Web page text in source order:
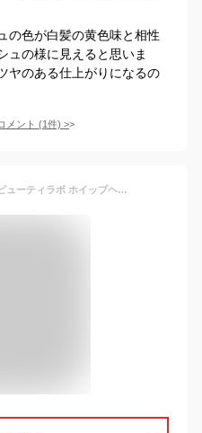
の色が白髪の黄色味と相性
ュの様に見えると思いま
ヤのある仕上がりになるの
メント (1件) >
ヘアカラー 黒髪用 ホーユー ビューティラボ ホイップヘアカラー ビターショコラ1剤40g+2剤80mL+美容液5mL+おまけ [医薬部外品]